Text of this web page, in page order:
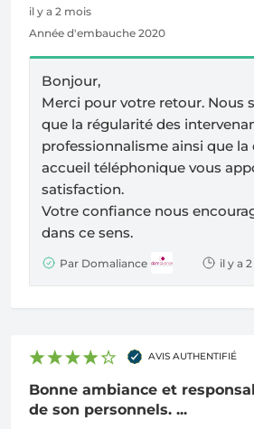
il y a 2 mois
Année d'embauche 2020
Bonjour,
Merci pour votre retour. Nous
que la régularité des
professionnalisme ainsi que
accueil téléphonique vous
satisfaction.
Votre confiance nous
dans ce sens.
Par Domaliance il y a
AVIS AUTHENTIFIÉ
Bonne ambiance et
de son personnels. ...